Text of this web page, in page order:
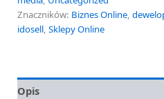
Znaczników: Biznes Online,
idosell, Sklepy Online
Opis